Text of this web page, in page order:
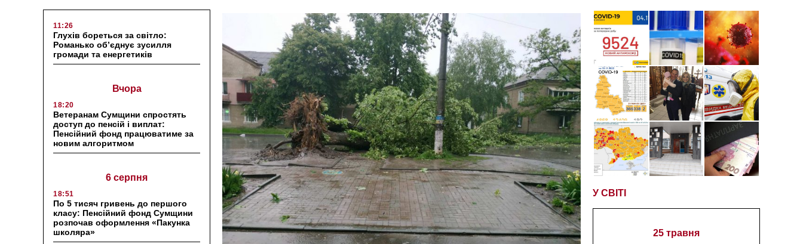
11:26
Глухів бореться за світло:
Романько об’єднує зусилля
громади та енергетиків
Вчора
18:20
Ветеранам Сумщини спростять
доступ до пенсій і виплат:
Пенсійний фонд працюватиме за
новим алгоритмом
6 серпня
18:51
По 5 тисяч гривень до першого
класу: Пенсійний фонд Сумщини
розпочав оформлення «Пакунка
школяра»
У СВІТІ
25 травня